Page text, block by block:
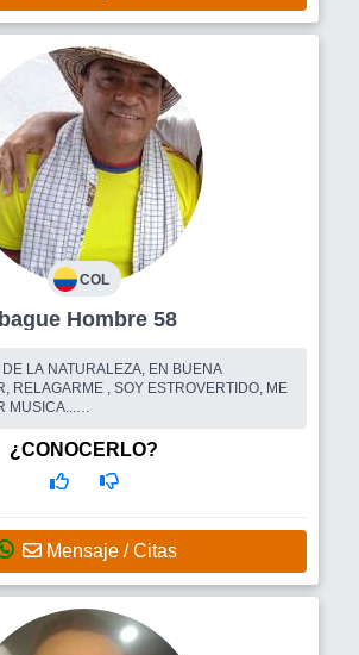
COL
Ibague Hombre 58
LA NATURALEZA, EN BUENA
RELAGARME , SOY ESTROVERTIDO, ME
MUSICA...
¿CONOCERLO?
Mensaje / Citas